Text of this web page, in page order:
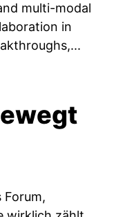
multi-modal
in
Forum,